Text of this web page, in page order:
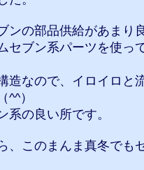
ンの部品供給があまり
セブン系パーツを使っ
造なので、イロイロと
^^）
系の良い所です。
、このまんま真冬でも